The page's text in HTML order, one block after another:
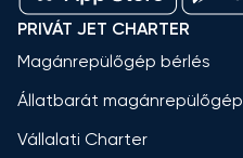
PRIVÁT JET CHARTER
Magánrepülőgép bérlés
Állatbarát magánrepülőgép
Vállalati Charter